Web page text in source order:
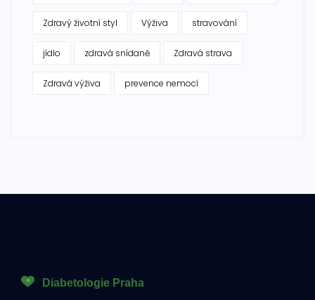
Zdravý životní styl Výživa stravování
jídlo zdravá snídaně Zdravá strava
Zdravá výživa prevence nemocí